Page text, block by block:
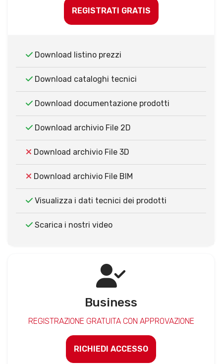
REGISTRATI GRATIS
Download listino prezzi
Download cataloghi tecnici
Download documentazione prodotti
Download archivio File 2D
Download archivio File 3D
Download archivio File BIM
Visualizza i dati tecnici dei prodotti
Scarica i nostri video
Business
REGISTRAZIONE GRATUITA CON APPROVAZIONE
RICHIEDI ACCESSO